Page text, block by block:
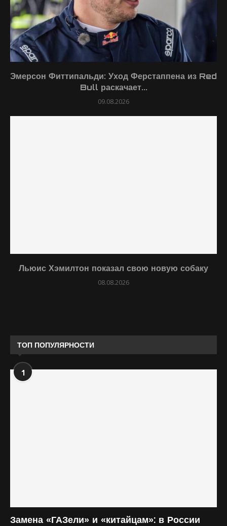
Эмерсон Фиттипальди: Уход Ферстаппена из Red
Bull раскачает...
09.08.2026
Льюис Хэмилтон показал свою новую собаку
08.08.2026
ТОП ПОПУЛЯРНОСТИ
1
Замена «ГАЗели» и «китайцам»: в России